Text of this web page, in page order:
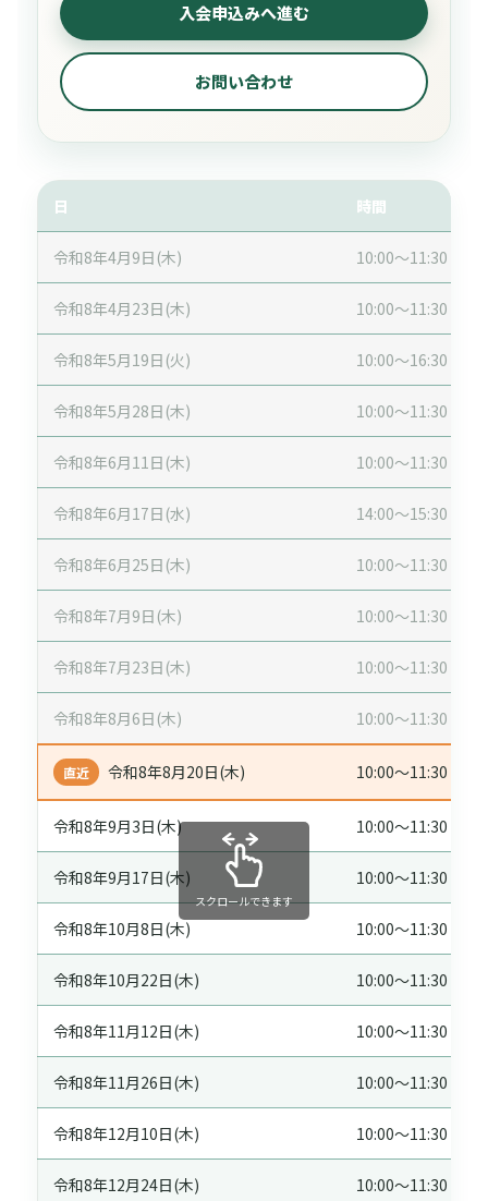
入会申込みへ進む
お問い合わせ
日 時間
令和8年4月9日(木) 10:00～11:30
令和8年4月23日(木) 10:00～11:30
令和8年5月19日(火) 10:00～16:30
令和8年5月28日(木) 10:00～11:30
令和8年6月11日(木) 10:00～11:30
令和8年6月17日(水) 14:00～15:30
令和8年6月25日(木) 10:00～11:30
令和8年7月9日(木) 10:00～11:30
令和8年7月23日(木) 10:00～11:30
令和8年8月6日(木) 10:00～11:30
令和8年8月20日(木) 10:00～11:30
令和8年9月3日(木) 10:00～11:30
令和8年9月17日(木) 10:00～11:30
令和8年10月8日(木) 10:00～11:30
令和8年10月22日(木) 10:00～11:30
令和8年11月12日(木) 10:00～11:30
令和8年11月26日(木) 10:00～11:30
令和8年12月10日(木) 10:00～11:30
令和8年12月24日(木) 10:00～11:30
スクロールできます